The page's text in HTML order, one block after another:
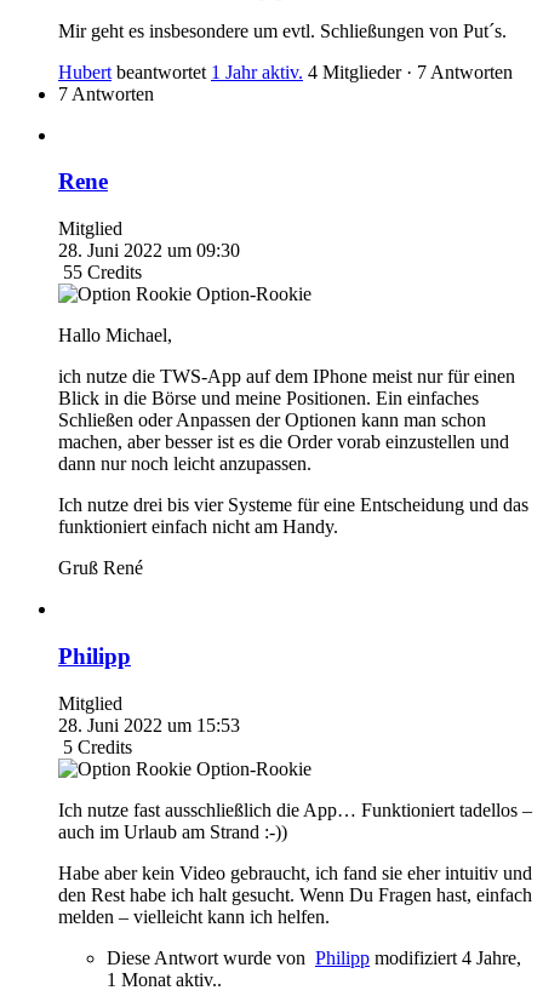
Mir geht es insbesondere um evtl. Schließungen von Put´s.
Hubert beantwortet 1 Jahr aktiv. 4 Mitglieder · 7 Antworten
7 Antworten
Rene
Mitglied
28. Juni 2022 um 09:30
55 Credits
Option-Rookie
Hallo Michael,
ich nutze die TWS-App auf dem IPhone meist nur für einen
Blick in die Börse und meine Positionen. Ein einfaches
Schließen oder Anpassen der Optionen kann man schon
machen, aber besser ist es die Order vorab einzustellen und
dann nur noch leicht anzupassen.
Ich nutze drei bis vier Systeme für eine Entscheidung und das
funktioniert einfach nicht am Handy.
Gruß René
Philipp
Mitglied
28. Juni 2022 um 15:53
5 Credits
Option-Rookie
Ich nutze fast ausschließlich die App… Funktioniert tadellos –
auch im Urlaub am Strand :-))
Habe aber kein Video gebraucht, ich fand sie eher intuitiv und
den Rest habe ich halt gesucht. Wenn Du Fragen hast, einfach
melden – vielleicht kann ich helfen.
Diese Antwort wurde von Philipp modifiziert 4 Jahre,
1 Monat aktiv..